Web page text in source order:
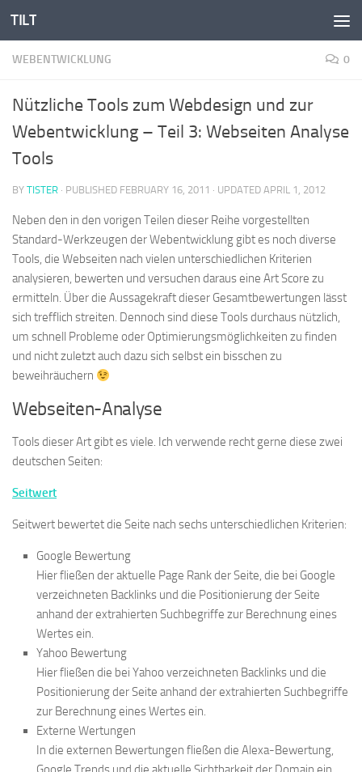
Skip to content
TILT
WEBENTWICKLUNG 0
Nützliche Tools zum Webdesign und zur
Webentwicklung – Teil 3: Webseiten Analyse
Tools
BY TISTER · PUBLISHED FEBRUARY 16, 2011 · UPDATED APRIL 1, 2012
Neben den in den vorigen Teilen dieser Reihe vorgestellten
Standard-Werkzeugen der Webentwicklung gibt es noch diverse
Tools, die Webseiten nach vielen unterschiedlichen Kriterien
analysieren, bewerten und versuchen daraus eine Art Score zu
ermitteln. Über die Aussagekraft dieser Gesamtbewertungen lässt
sich trefflich streiten. Dennoch sind diese Tools durchaus nützlich,
um schnell Probleme oder Optimierungsmöglichkeiten zu finden
und nicht zuletzt auch dazu sich selbst ein bisschen zu
beweihräuchern
Webseiten-Analyse
Tools dieser Art gibt es viele. Ich verwende recht gerne diese zwei
deutschen Seiten:
Seitwert
Seitwert bewertet die Seite nach sechs unterschiedlichen Kriterien:
Google Bewertung
Hier fließen der aktuelle Page Rank der Seite, die bei Google
verzeichneten Backlinks und die Positionierung der Seite
anhand der extrahierten Suchbegriffe zur Berechnung eines
Wertes ein.
Yahoo Bewertung
Hier fließen die bei Yahoo verzeichneten Backlinks und die
Positionierung der Seite anhand der extrahierten Suchbegriffe
zur Berechnung eines Wertes ein.
Externe Wertungen
In die externen Bewertungen fließen die Alexa-Bewertung,